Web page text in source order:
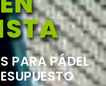
PARA PÁDEL